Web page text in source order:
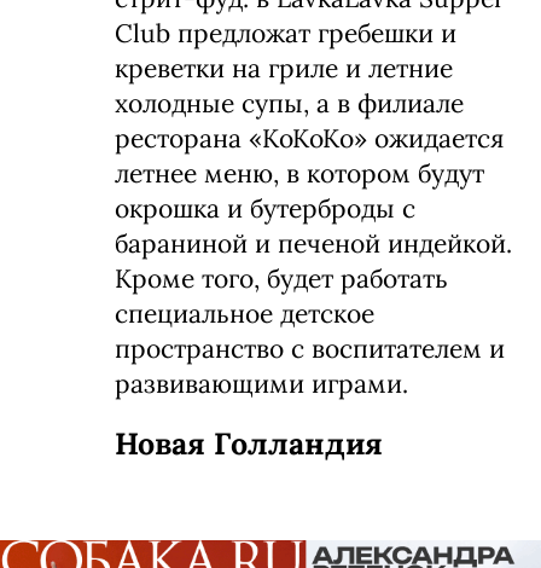
Club предложат гребешки и
креветки на гриле и летние
холодные супы, а в филиале
ресторана «КоКоКо» ожидается
летнее меню, в котором будут
окрошка и бутерброды с
бараниной и печеной индейкой.
Кроме того, будет работать
специальное детское
пространство с воспитателем и
развивающими играми.
Новая Голландия